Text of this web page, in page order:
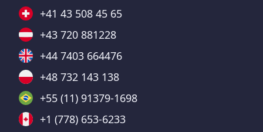
+41 43 508 45 65
+43 720 881228
+44 7403 664476
+48 732 143 138
+55 (11) 91379-1698
+1 (778) 653-6233